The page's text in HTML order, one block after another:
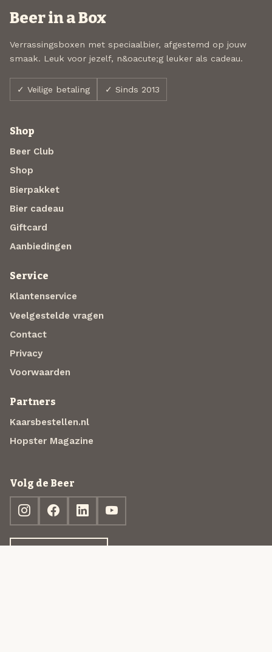
Beer in a Box
Verrassingsboxen met speciaalbier, afgestemd op jouw
smaak. Leuk voor jezelf, n&oacute;g leuker als cadeau.
✓ Veilige betaling ✓ Sinds 2013
Shop
Beer Club
Shop
Bierpakket
Bier cadeau
Giftcard
Aanbiedingen
Service
Klantenservice
Veelgestelde vragen
Contact
Privacy
Voorwaarden
Partners
Kaarsbestellen.nl
Hopster Magazine
Volg de Beer